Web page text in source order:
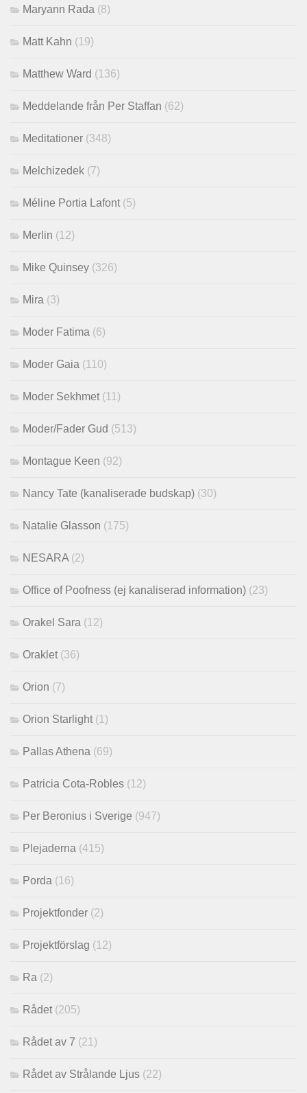
Maryann Rada (8)
Matt Kahn (19)
Matthew Ward (136)
Meddelande från Per Staffan (62)
Meditationer (348)
Melchizedek (7)
Méline Portia Lafont (5)
Merlin (12)
Mike Quinsey (326)
Mira (3)
Moder Fatima (6)
Moder Gaia (110)
Moder Sekhmet (11)
Moder/Fader Gud (513)
Montague Keen (92)
Nancy Tate (kanaliserade budskap) (30)
Natalie Glasson (175)
NESARA (2)
Office of Poofness (ej kanaliserad information) (23)
Orakel Sara (12)
Oraklet (36)
Orion (7)
Orion Starlight (1)
Pallas Athena (69)
Patricia Cota-Robles (12)
Per Beronius i Sverige (947)
Plejaderna (415)
Porda (16)
Projektfonder (2)
Projektförslag (12)
Ra (2)
Rådet (205)
Rådet av 7 (21)
Rådet av Strålande Ljus (22)